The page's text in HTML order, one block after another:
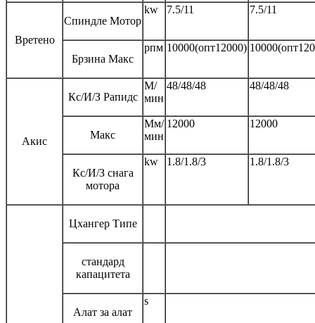
Вретено
Спиндле Мотор
kw 7.5/11 7.5/11
Брзина Макс
рпм 10000(опт12000)
Акис
Кс/И/З Рапидс
М/
мин
48/48/48 48/48/48
Макс
Мм/
мин
12000 12000
Кс/И/З снага
мотора
kw 1.8/1.8/3 1.8/1.8/3
Цхангер Типе
стандард
капацитета
Алат за алат
s